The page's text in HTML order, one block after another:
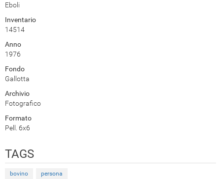
Eboli
Inventario
14514
Anno
1976
Fondo
Gallotta
Archivio
Fotografico
Formato
Pell. 6x6
TAGS
bovino persona